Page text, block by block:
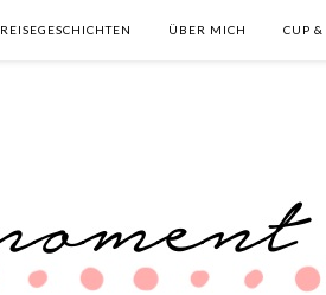
REISEGESCHICHTEN ÜBER MICH CUP